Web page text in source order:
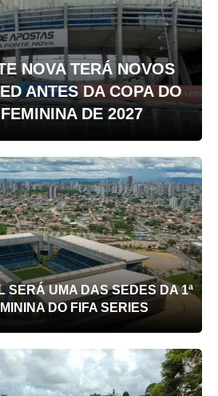
NOVA TERÁ NOVOS
ANTES DA COPA DO
DE 2027
SERÁ UMA DAS SEDES DA 1ª
DO FIFA SERIES